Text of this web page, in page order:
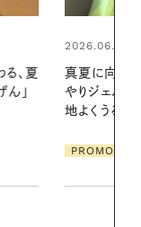
ひん
に心
ケ
2026.07.24
夏の髪と心
る【大人気の
1本で汗ばむ